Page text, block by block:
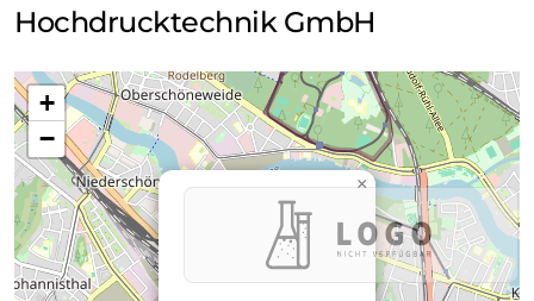
Hochdrucktechnik GmbH
×
+
−